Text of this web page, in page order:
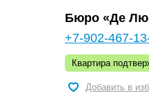
Бюро «Де
+7-902-467-
Квартира
Добавить в